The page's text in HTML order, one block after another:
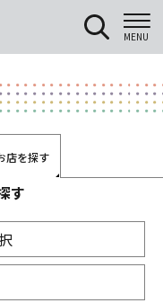
MENU
店を探す
す